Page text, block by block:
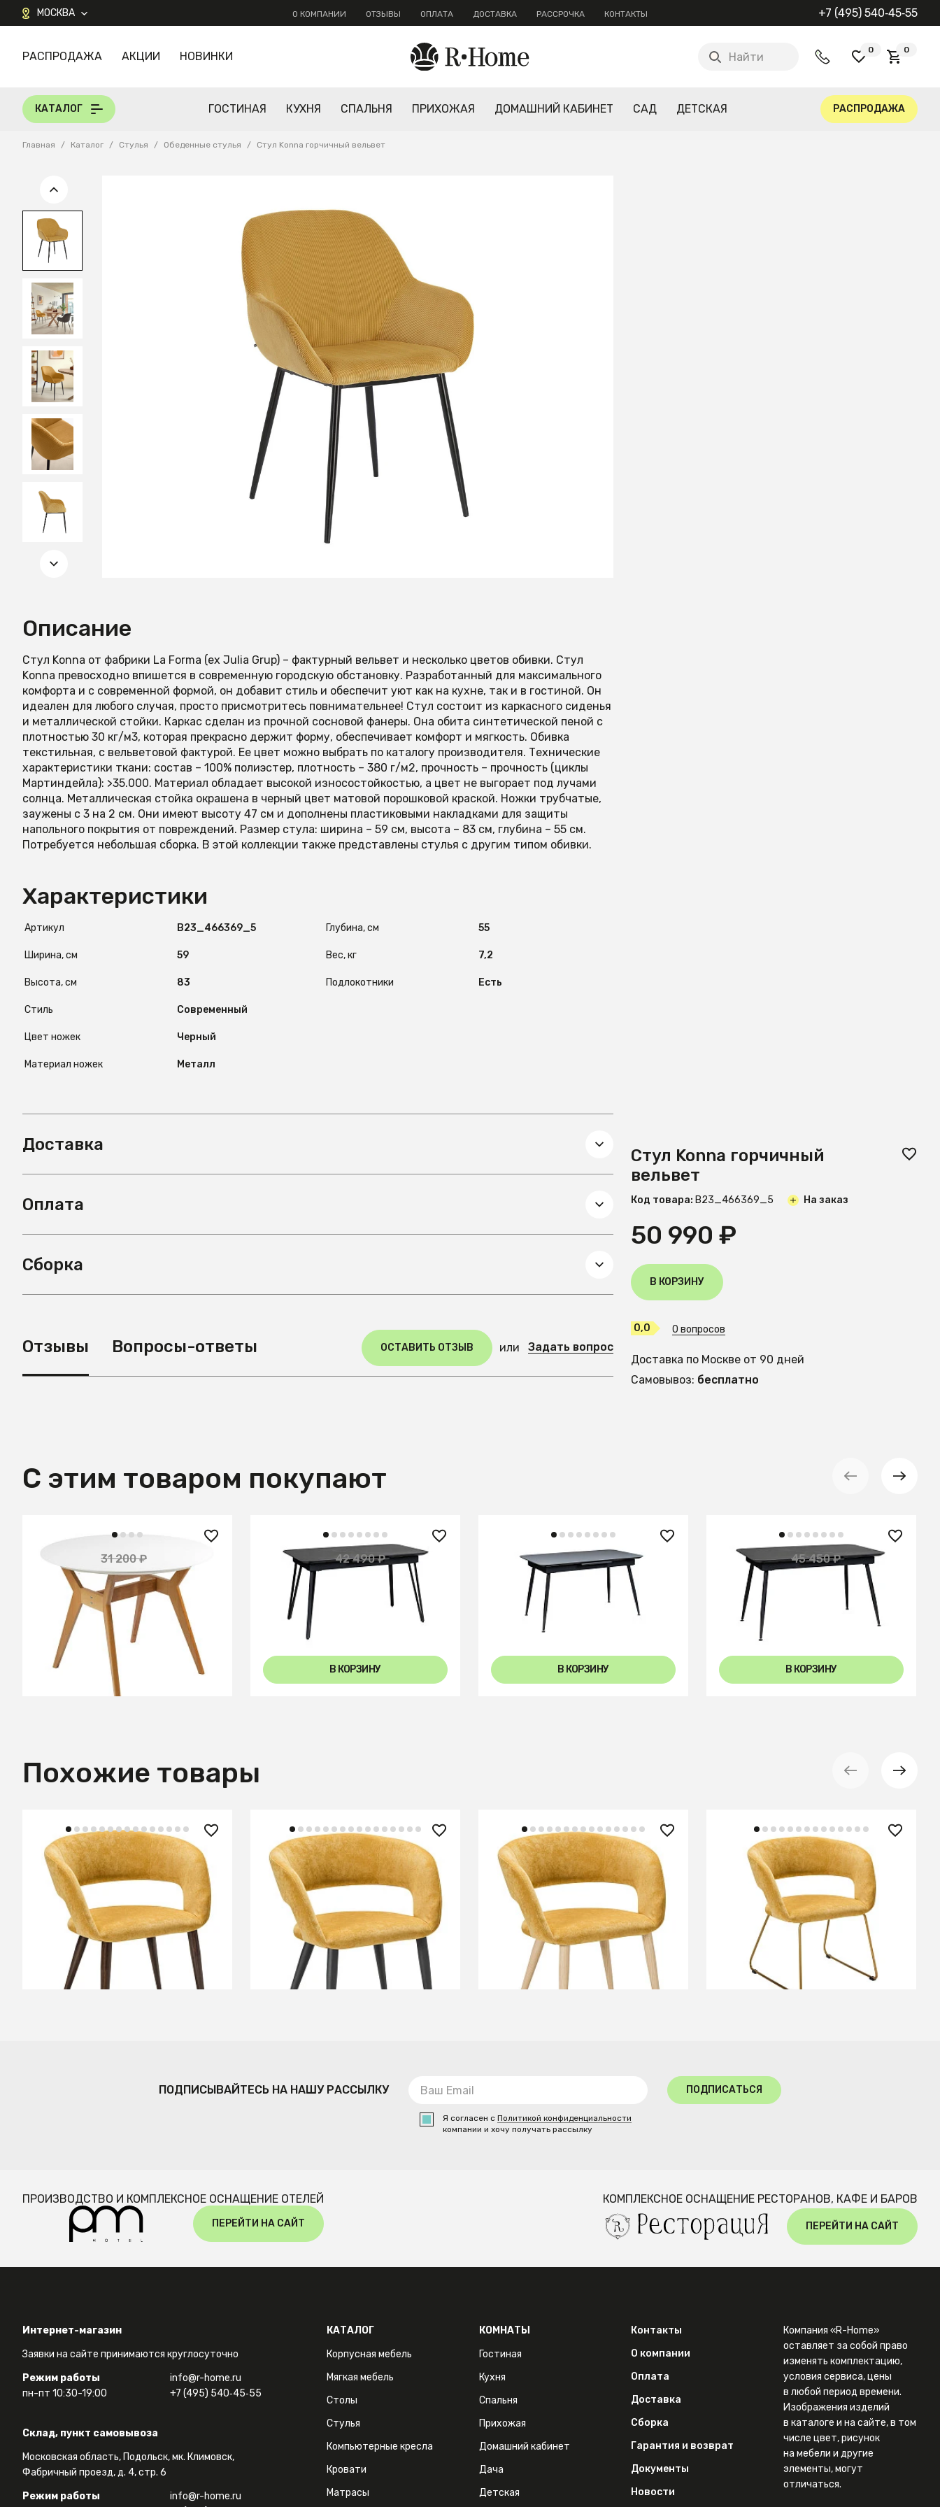
МОСКВА О КОМПАНИИ ОТЗЫВЫ ОПЛАТА ДОСТАВКА РАССРОЧКА КОНТАКТЫ +7 (495) 540‑45‑55
КАТАЛОГ
РАСПРОДАЖА АКЦИИ НОВИНКИ Найти
0 0
КАТАЛОГ ГОСТИНАЯ КУХНЯ СПАЛЬНЯ ПРИХОЖАЯ ДОМАШНИЙ КАБИНЕТ САД ДЕТСКАЯ РАСПРОДАЖА
Главная / Каталог / Стулья / Обеденные стулья / Стул Konna горчичный вельвет
Описание
Стул Konna от фабрики La Forma (ex Julia Grup) – фактурный вельвет и несколько цветов обивки. Стул
Konna превосходно впишется в современную городскую обстановку. Разработанный для максимального
комфорта и с современной формой, он добавит стиль и обеспечит уют как на кухне, так и в гостиной. Он
идеален для любого случая, просто присмотритесь повнимательнее! Стул состоит из каркасного сиденья
и металлической стойки. Каркас сделан из прочной сосновой фанеры. Она обита синтетической пеной с
плотностью 30 кг/м3, которая прекрасно держит форму, обеспечивает комфорт и мягкость. Обивка
текстильная, с вельветовой фактурой. Ее цвет можно выбрать по каталогу производителя. Технические
характеристики ткани: состав – 100% полиэстер, плотность – 380 г/м2, прочность – прочность (циклы
Мартиндейла): >35.000. Материал обладает высокой износостойкостью, а цвет не выгорает под лучами
солнца. Металлическая стойка окрашена в черный цвет матовой порошковой краской. Ножки трубчатые,
заужены с 3 на 2 см. Они имеют высоту 47 см и дополнены пластиковыми накладками для защиты
напольного покрытия от повреждений. Размер стула: ширина – 59 см, высота – 83 см, глубина – 55 см.
Потребуется небольшая сборка. В этой коллекции также представлены стулья с другим типом обивки.
Характеристики
Артикул B23_466369_5
Ширина, см 59
Высота, см 83
Стиль Современный
Цвет ножек Черный
Материал ножек Металл
Глубина, см 55
Вес, кг 7,2
Подлокотники Есть
Доставка
Оплата
Сборка
Отзывы Вопросы-ответы ОСТАВИТЬ ОТЗЫВ или Задать вопрос
Стул Konna горчичный
вельвет
Код товара: B23_466369_5 На заказ
50 990 ₽
В КОРЗИНУ
0,0 0 вопросов
Доставка по Москве от 90 дней
Самовывоз: бесплатно
С этим товаром покупают
17 150 ₽ 31 200 ₽
Стол Нарвик круглый д.960
В КОРЗИНУ
26 200 ₽ 42 490 ₽ — 38%
Стол Диего раздвиж. 120-150
Керамогранит Темный Мрамор
В КОРЗИНУ
22 850 ₽
Стол Месси 140-180 Automatic
Dark matte glass
В КОРЗИНУ
26 850 ₽ 45 450 ₽ — 41%
Стол Месси раздвиж. 120-150
Керамогранит Темный Мрамор
В КОРЗИНУ
Похожие товары
14 360 ₽
Стул Hugs желтый/т.орех
+2
В КОРЗИНУ
14 360 ₽
Стул Hugs желтый/черный
+2
В КОРЗИНУ
14 360 ₽
Стул Hugs желтый/нат.дуб
+2
В КОРЗИНУ
15 020 ₽
Кресло Hugs желтый/Линк
золото
+2
В КОРЗИНУ
ПОДПИСЫВАЙТЕСЬ НА НАШУ РАССЫЛКУ
Я согласен с Политикой конфиденциальности
компании и хочу получать рассылку
ПОДПИСАТЬСЯ
ПРОИЗВОДСТВО И КОМПЛЕКСНОЕ ОСНАЩЕНИЕ ОТЕЛЕЙ
ПЕРЕЙТИ НА САЙТ
КОМПЛЕКСНОЕ ОСНАЩЕНИЕ РЕСТОРАНОВ, КАФЕ И БАРОВ
ПЕРЕЙТИ НА САЙТ
Интернет-магазин
Заявки на сайте принимаются круглосуточно
Режим работы
пн-пт 10:30-19:00
info@r-home.ru
+7 (495) 540‑45‑55
Склад, пункт самовывоза
Московская область, Подольск, мк. Климовск,
Фабричный проезд, д. 4, стр. 6
Режим работы
info@r-home.ru
КАТАЛОГ
Корпусная мебель
Мягкая мебель
Столы
Стулья
Компьютерные кресла
Кровати
Матрасы
КОМНАТЫ
Гостиная
Кухня
Спальня
Прихожая
Домашний кабинет
Дача
Детская
Контакты
О компании
Оплата
Доставка
Сборка
Гарантия и возврат
Документы
Новости
Компания «R-Home»
оставляет за собой право
изменять комплектацию,
условия сервиса, цены
в любой период времени.
Изображения изделий
в каталоге и на сайте, в том
числе цвет, рисунок
на мебели и другие
элементы, могут
отличаться.